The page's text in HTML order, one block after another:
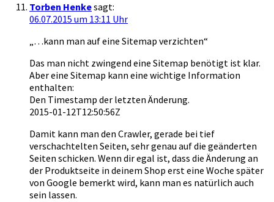
Torben Henkesagt:
06.07.2015 um 13:11 Uhr
„…kann man auf eine Sitemap verzichten“
Das man nicht zwingend eine Sitemap benötigt ist klar.
Aber eine Sitemap kann eine wichtige Information
enthalten:
Den Timestamp der letzten Änderung.
2015-01-12T12:50:56Z
Damit kann man den Crawler, gerade bei tief
verschachtelten Seiten, sehr genau auf die geänderten
Seiten schicken. Wenn dir egal ist, dass die Änderung an
der Produktseite in deinem Shop erst eine Woche später
von Google bemerkt wird, kann man es natürlich auch
sein lassen.